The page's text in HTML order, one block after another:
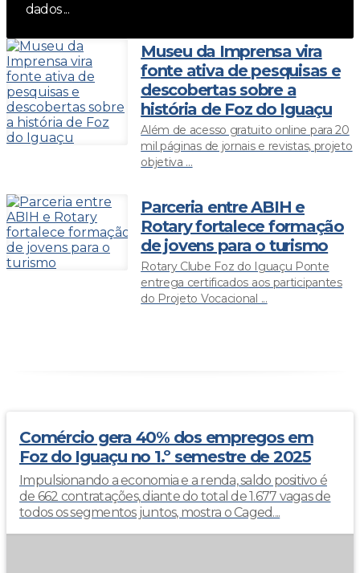
dados ...
Museu da Imprensa vira
fonte ativa de pesquisas e
descobertas sobre a
história de Foz do Iguaçu
Além de acesso gratuito online para 20
mil páginas de jornais e revistas, projeto
objetiva ...
Parceria entre ABIH e
Rotary fortalece formação
de jovens para o turismo
Rotary Clube Foz do Iguaçu Ponte
entrega certificados aos participantes
do Projeto Vocacional ...
Comércio gera 40% dos empregos em
Foz do Iguaçu no 1.º semestre de 2025
Impulsionando a economia e a renda, saldo positivo é
de 662 contratações, diante do total de 1.677 vagas de
todos os segmentos juntos, mostra o Caged....